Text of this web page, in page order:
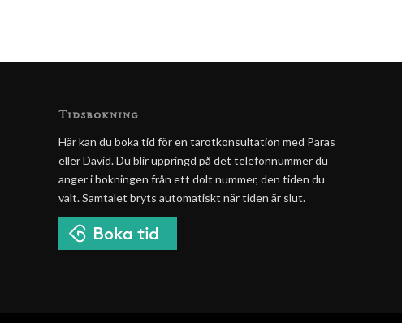
Tidsbokning
Här kan du boka tid för en tarotkonsultation med Paras
eller David. Du blir uppringd på det telefonnummer du
anger i bokningen från ett dolt nummer, den tiden du
valt. Samtalet bryts automatiskt när tiden är slut.